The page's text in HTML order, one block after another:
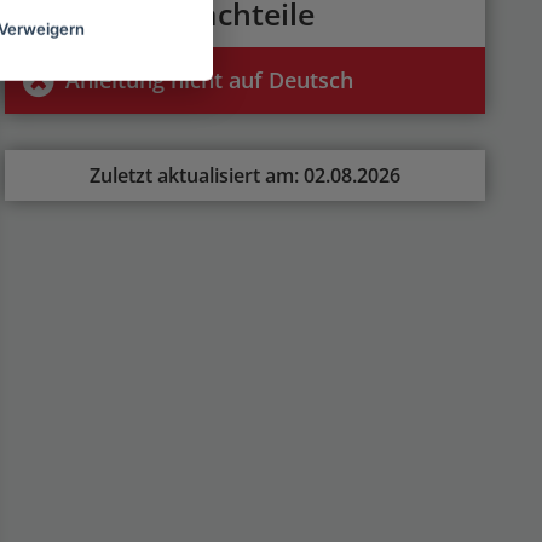
Nachteile
Anleitung nicht auf Deutsch
Zuletzt aktualisiert am: 02.08.2026